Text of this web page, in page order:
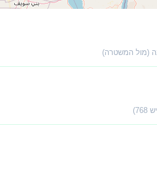
(מול המשטרה)